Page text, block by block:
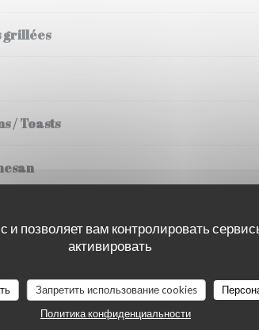
и позволяет вам контролировать
активировать
Запретить использование cookies
Политика конфиденциальности
grillées
/ Toasts
& Confit d’oignons
Vert maison/ Parmesan & Mozzarella